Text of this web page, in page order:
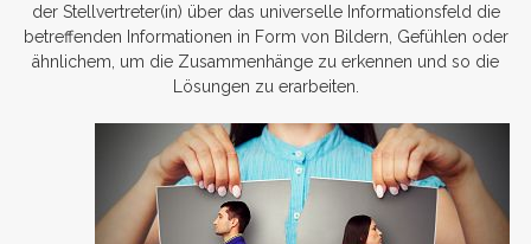
der Stellvertreter(in) über das universelle Informationsfeld die
betreffenden Informationen in Form von Bildern, Gefühlen oder
ähnlichem, um die Zusammenhänge zu erkennen und so die
Lösungen zu erarbeiten.